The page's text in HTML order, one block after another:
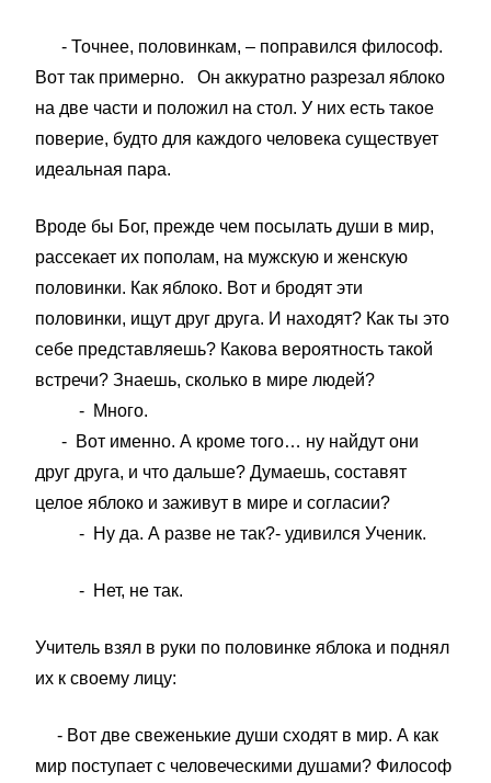
- Точнее, половинкам, – поправился философ.
Вот так примерно. Он аккуратно разрезал яблоко
на две части и положил на стол. У них есть такое
поверие, будто для каждого человека существует
идеальная пара.
Вроде бы Бог, прежде чем посылать души в мир,
рассекает их пополам, на мужскую и женскую
половинки. Как яблоко. Вот и бродят эти
половинки, ищут друг друга. И находят? Как ты это
себе представляешь? Какова вероятность такой
встречи? Знаешь, сколько в мире людей?
- Много.
- Вот именно. А кроме того… ну найдут они
друг друга, и что дальше? Думаешь, составят
целое яблоко и заживут в мире и согласии?
- Ну да. А разве не так?- удивился Ученик.
- Нет, не так.
Учитель взял в руки по половинке яблока и поднял
их к своему лицу:
- Вот две свеженькие души сходят в мир. А как
мир поступает с человеческими душами? Философ